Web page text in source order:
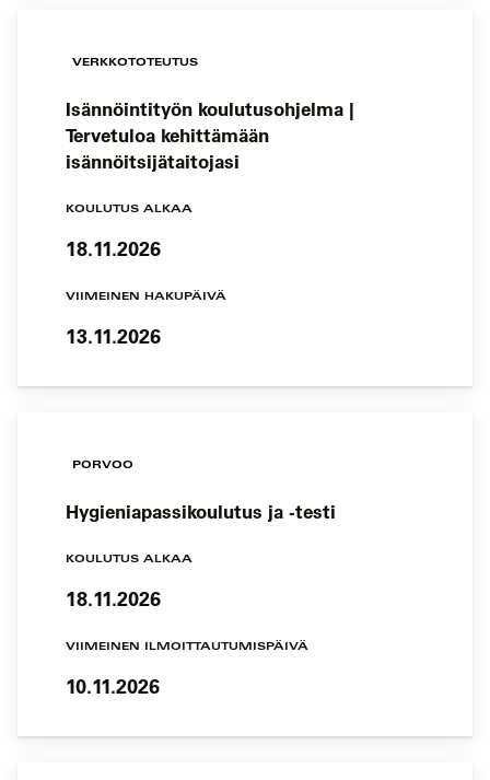
VERKKOTOTEUTUS
Isännöintityön koulutusohjelma |
Tervetuloa kehittämään
isännöitsijätaitojasi
KOULUTUS ALKAA
18.11.2026
VIIMEINEN HAKUPÄIVÄ
13.11.2026
PORVOO
Hygieniapassikoulutus ja -testi
KOULUTUS ALKAA
18.11.2026
VIIMEINEN ILMOITTAUTUMISPÄIVÄ
10.11.2026